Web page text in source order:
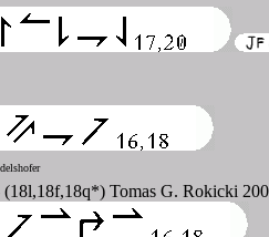
Tomas G. Rokicki